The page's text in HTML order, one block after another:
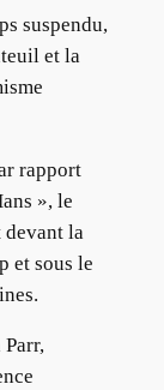
suspendu,
et la
rapport
», le
devant la
et sous le